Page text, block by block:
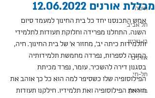
חיפה
תל אביב
בן-גוריון
אורנים
תל-חי
בר-אילן
מכללת אורנים 12.06.2022
אמש התכנסנו יחד כל בית החינוך למעמד סיום
השנה. התחלנו מפרידה וחלוקת תעודות לתלמידי
ותלמידות כיתה יב׳, מחזור א׳ של בית החינוך. חיה,
המורה לספרות, נפרדה מחמשת תלמידותיה
בסגנון דירה להשכיר. עומר, נפרד מכיתת
הפילוסופיה שלו כשסיפר למה הוא כל כך אוהב את
הוראת הפילוסופיה ואת תלמידיו. חילקנו תעודות